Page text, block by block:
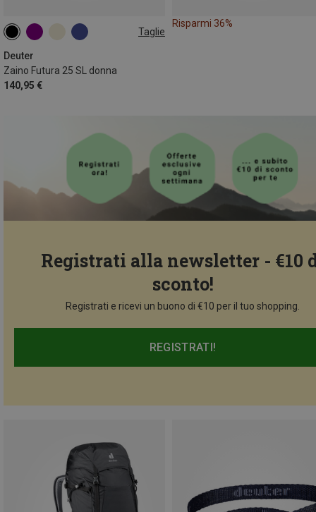
Taglie
Deuter
Zaino Futura 25 SL donna
140,95 €
25L
Risparmi 36%
Registrati alla newsletter - €10
sconto!
Registrati e ricevi un buono di €10 per il tuo shopping.
REGISTRATI!